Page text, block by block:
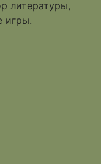
литературы,
игры.